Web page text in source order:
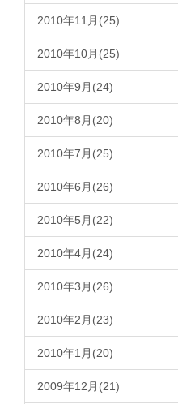
2010年11月(25)
2010年10月(25)
2010年9月(24)
2010年8月(20)
2010年7月(25)
2010年6月(26)
2010年5月(22)
2010年4月(24)
2010年3月(26)
2010年2月(23)
2010年1月(20)
2009年12月(21)